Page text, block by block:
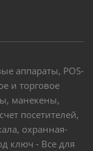
аппараты, POS-
и торговое
манекены,
посетителей,
охранная-
ключ - Все для